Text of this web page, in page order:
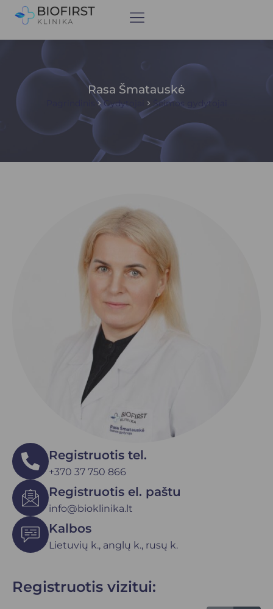
Rasa Šmatauskė
Gydytojai Šeimos gydytojai
Registruotis tel.
+370 37 750 866
Registruotis el. paštu
info@bioklinika.lt
Kalbos
Lietuvių k., anglų k., rusų k.
Registruotis vizitui: